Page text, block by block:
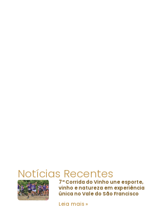
Notícias Recentes
7ª Corrida do Vinho une esporte,
vinho e natureza em experiência
única no Vale do São Francisco
Leia mais »